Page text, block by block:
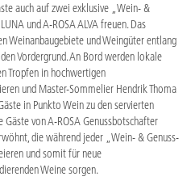
auch auf zwei exklusive „Wein- &
und A-ROSA ALVA freuen. Das
Weinanbaugebiete und Weingüter entlang
Vordergrund. An Bord werden lokale
Tropfen in hochwertigen
und Master-Sommelier Hendrik Thoma
in Punkto Wein zu den servierten
von A-ROSA Genussbotschafter
die während jeder „Wein- & Genuss-
und somit für neue
Weine sorgen.